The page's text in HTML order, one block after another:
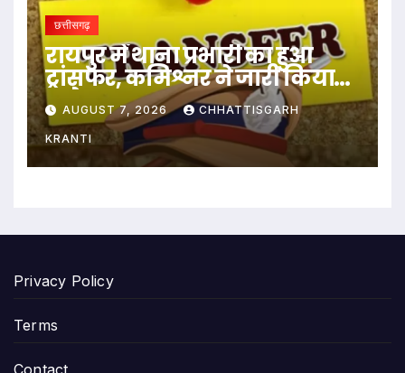
छत्तीसगढ़
रायपुर में थाना प्रभारी का हुआ
ट्रांसफर, कमिश्नर ने जारी किया
आदेश
AUGUST 7, 2026 CHHATTISGARH
KRANTI
Privacy Policy
Terms